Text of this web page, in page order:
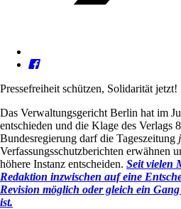
Pressefreiheit schützen, Solidarität jetzt!
Das Verwaltungsgericht Berlin hat im
entschieden und die Klage des Verlags
Bundesregierung darf die Tageszeitung
Verfassungsschutzberichten erwähnen
höhere Instanz entscheiden. Seit vielen
Redaktion inzwischen auf eine
Revision möglich oder gleich ein
ist.